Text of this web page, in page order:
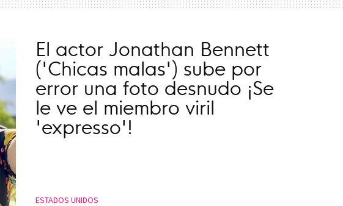
El actor Jonathan Bennett
('Chicas malas') sube por
error una foto desnudo ¡Se
le ve el miembro viril
'expresso'!
ESTADOS UNIDOS